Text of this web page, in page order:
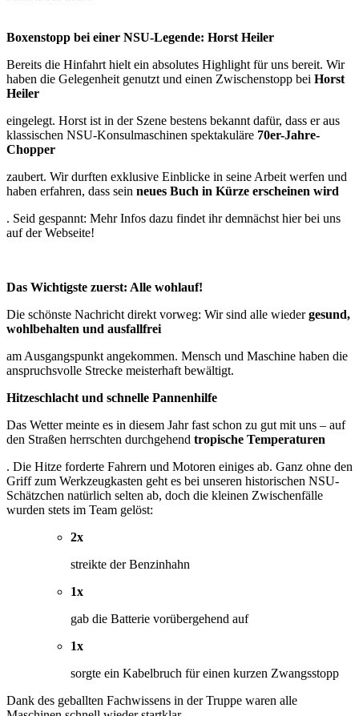
Boxenstopp bei einer NSU-Legende: Horst Heiler
Bereits die Hinfahrt hielt ein absolutes Highlight für uns bereit. Wir
haben die Gelegenheit genutzt und einen Zwischenstopp bei Horst
Heiler
eingelegt. Horst ist in der Szene bestens bekannt dafür, dass er aus
klassischen NSU-Konsulmaschinen spektakuläre 70er-Jahre-
Chopper
zaubert. Wir durften exklusive Einblicke in seine Arbeit werfen und
haben erfahren, dass sein neues Buch in Kürze erscheinen wird
. Seid gespannt: Mehr Infos dazu findet ihr demnächst hier bei uns
auf der Webseite!
Das Wichtigste zuerst: Alle wohlauf!
Die schönste Nachricht direkt vorweg: Wir sind alle wiedergesund,
wohlbehalten und ausfallfrei
am Ausgangspunkt angekommen. Mensch und Maschine haben die
anspruchsvolle Strecke meisterhaft bewältigt.
Hitzeschlacht und schnelle Pannenhilfe
Das Wetter meinte es in diesem Jahr fast schon zu gut mit uns – auf
den Straßen herrschten durchgehend tropische Temperaturen
. Die Hitze forderte Fahrern und Motoren einiges ab. Ganz ohne den
Griff zum Werkzeugkasten geht es bei unseren historischen NSU-
Schätzchen natürlich selten ab, doch die kleinen Zwischenfälle
wurden stets im Team gelöst:
2x
streikte der Benzinhahn
1x
gab die Batterie vorübergehend auf
1x
sorgte ein Kabelbruch für einen kurzen Zwangsstopp
Dank des geballten Fachwissens in der Truppe waren alle